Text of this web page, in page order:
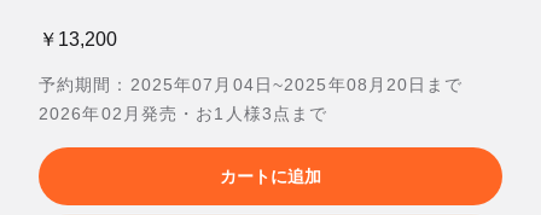
￥13,200
予約期間：2025年07月04日~2025年08月20日まで
2026年02月発売・お1人様3点まで
カートに追加